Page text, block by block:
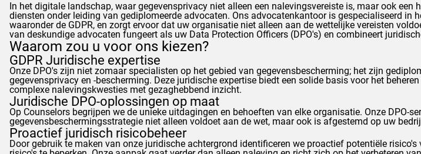
In het digitale landschap, waar gegevensprivacy niet alleen een nalevingsvereiste is, maar ook een
diensten onder leiding van gediplomeerde advocaten. Ons advocatenkantoor is gespecialiseerd in
waaronder de GDPR, en zorgt ervoor dat uw organisatie niet alleen aan de wettelijke vereisten
van deskundige advocaten fungeert als uw Data Protection Officers (DPO's) en combineert
Waarom zou u voor ons kiezen?
GDPR Juridische expertise
Onze DPO's zijn niet zomaar specialisten op het gebied van gegevensbescherming; het zijn
gegevensprivacy en -bescherming. Deze juridische expertise biedt een solide basis voor het
complexe nalevingskwesties met gezaghebbend inzicht.
Juridische DPO-oplossingen op maat
Op Counselors begrijpen we de unieke uitdagingen en behoeften van elke organisatie. Onze DPO-
gegevensbeschermingsstrategie niet alleen voldoet aan de wet, maar ook is afgestemd op uw
Proactief juridisch risicobeheer
Door gebruik te maken van onze juridische achtergrond identificeren we proactief potentiële